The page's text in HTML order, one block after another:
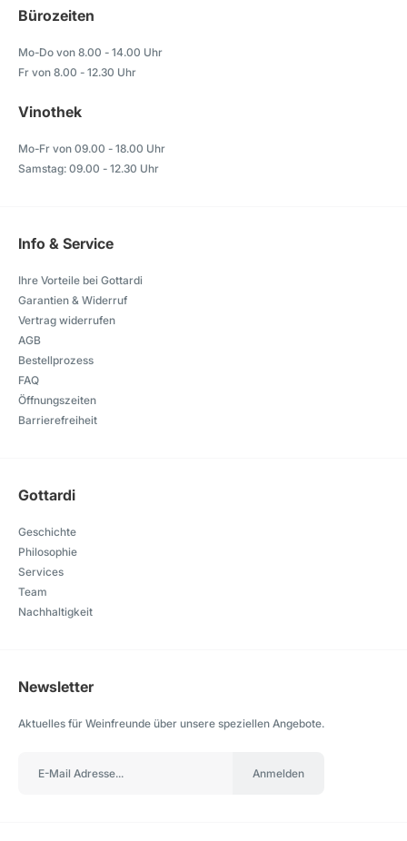
Bürozeiten
Mo-Do von 8.00 - 14.00 Uhr
Fr von 8.00 - 12.30 Uhr
Vinothek
Mo-Fr von 09.00 - 18.00 Uhr
Samstag: 09.00 - 12.30 Uhr
Info & Service
Ihre Vorteile bei Gottardi
Garantien & Widerruf
Vertrag widerrufen
AGB
Bestellprozess
FAQ
Öffnungszeiten
Barrierefreiheit
Gottardi
Geschichte
Philosophie
Services
Team
Nachhaltigkeit
Newsletter
Aktuelles für Weinfreunde über unsere speziellen Angebote.
Anmelden